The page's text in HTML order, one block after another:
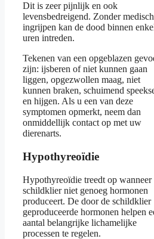
Dit is zeer pijnlijk en ook
levensbedreigend. Zonder medisch
ingrijpen kan de dood binnen
uren intreden.
Tekenen van een opgeblazen
zijn: ijsberen of niet kunnen gaan
liggen, opgezwollen maag, niet
kunnen braken, schuimend
en hijgen. Als u een van deze
symptomen opmerkt, neem dan
onmiddellijk contact op met uw
dierenarts.
Hypothyreoïdie
Hypothyreoïdie treedt op wanneer
schildklier niet genoeg hormonen
produceert. De door de schildklier
geproduceerde hormonen helpen
aantal belangrijke lichamelijke
processen te regelen.